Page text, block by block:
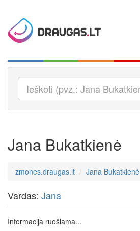
Jana Bukatkienė
zmones.draugas.lt Jana Bukatkienė
Vardas: Jana
Informacija ruošiama...